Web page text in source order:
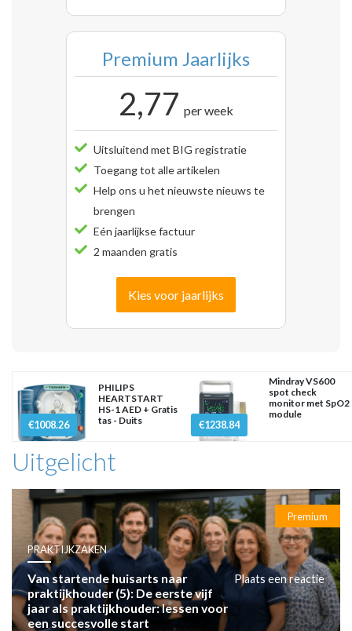
Premium Jaarlijks
2,77 per week
Uitsluitend met BIG registratie
Toegang tot alle artikelen
Help ons u het nieuwste nieuws te
brengen
Eén jaarlijkse factuur
2 maanden gratis
Kies voor jaarlijks
€1008.26
PHILIPS
HEARTSTART
HS-1 AED + Gratis
tas - Duits
€1238.84
Mindray VS600
spot check
monitor met SpO2
module
Uitgelicht
Premium
PRAKTIJKZAKEN
Van startende huisarts naar
praktijkhouder (5): De eerste vijf
jaar als praktijkhouder: lessen voor
een succesvolle start
Plaats een reactie